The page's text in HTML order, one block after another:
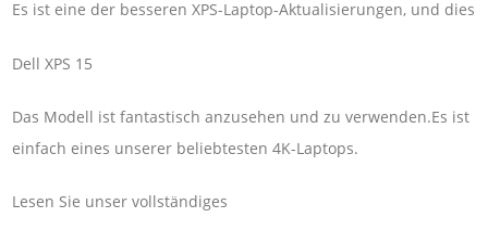
Es ist eine der besseren XPS-Laptop-Aktualisierungen, und dies
Dell XPS 15
Das Modell ist fantastisch anzusehen und zu verwenden.Es ist
einfach eines unserer beliebtesten 4K-Laptops.
Lesen Sie unser vollständiges